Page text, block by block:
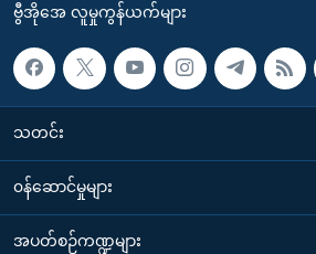
ဗွီအိုအေ လူမှုကွန်ယက်များ
သတင်း
၀န်ဆောင်မှုများ
အပတ်စဉ်ကဏ္ဍများ